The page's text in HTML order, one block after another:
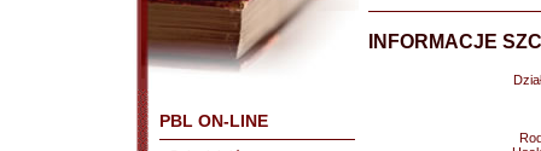
PBL ON-LINE
INFORMACJE